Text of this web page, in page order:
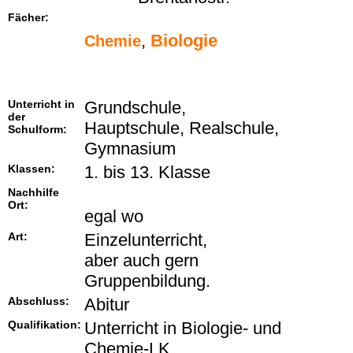
Fächer:
Chemie, Biologie
Unterricht in
der
Schulform:
Grundschule,
Hauptschule, Realschule,
Gymnasium
Klassen: 1. bis 13. Klasse
Nachhilfe
Ort:
egal wo
Art:
Einzelunterricht,
aber auch gern
Gruppenbildung.
Abschluss: Abitur
Qualifikation: Unterricht in Biologie- und
Chemie-LK,